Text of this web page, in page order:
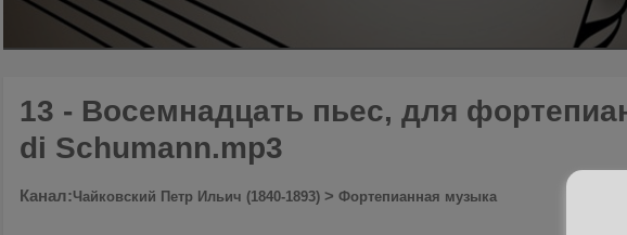
13 - Восемнадцать пьес, для
di Schumann.mp3
Канал:Чайковский Петр Ильич (1840-1893) >Фортепианная музыка